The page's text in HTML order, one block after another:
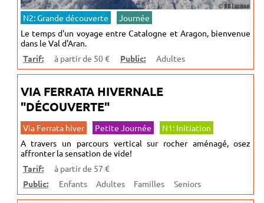
N2: Grande découverte
Journée
Le temps d'un voyage entre Catalogne et Aragon, bienvenue
dans le Val d'Aran.
Tarif:
à partir de 50 € Public: Adultes
VIA FERRATA HIVERNALE
"DÉCOUVERTE"
Via Ferrata hiver Petite Journée
N1: Initiation
A travers un parcours vertical sur rocher aménagé, osez
affronter la sensation de vide!
Tarif:
à partir de 57 €
Public:
Enfants Adultes Familles Seniors